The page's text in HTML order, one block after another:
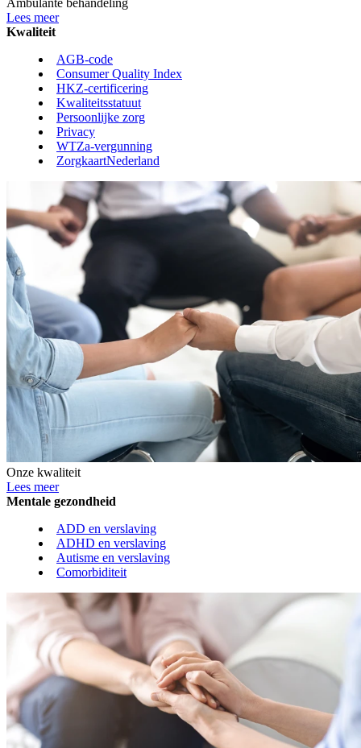
Ambulante behandeling
Lees meer
Kwaliteit
AGB-code
Consumer Quality Index
HKZ-certificering
Kwaliteitsstatuut
Persoonlijke zorg
Privacy
WTZa-vergunning
ZorgkaartNederland
Onze kwaliteit
Lees meer
Mentale gezondheid
ADD en verslaving
ADHD en verslaving
Autisme en verslaving
Comorbiditeit